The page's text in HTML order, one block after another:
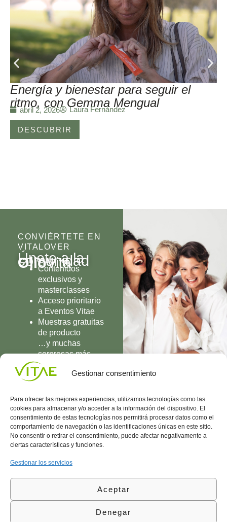
Gestionar consentimiento
Para ofrecer las mejores experiencias, utilizamos tecnologías como las
cookies para almacenar y/o acceder a la información del dispositivo. El
consentimiento de estas tecnologías nos permitirá procesar datos como el
comportamiento de navegación o las identificaciones únicas en este sitio.
No consentir o retirar el consentimiento, puede afectar negativamente a
ciertas características y funciones.
Gestionar los servicios
Aceptar
Denegar
Energía y bienestar para seguir el
ritmo, con Gemma Mengual
abril 2, 2026 Laura Fernández
DESCUBRIR
CONVIÉRTETE EN
VITALOVER
Únete a la
comunidad
OlioVita
Contenidos
exclusivos y
masterclasses
Acceso prioritario
a Eventos Vitae
Muestras gratuitas
de producto
…y muchas
sorpresas más
UNIRME
Conocenos
Vitae
l
Área
Política
de
Política
Calidad
(+34)
935